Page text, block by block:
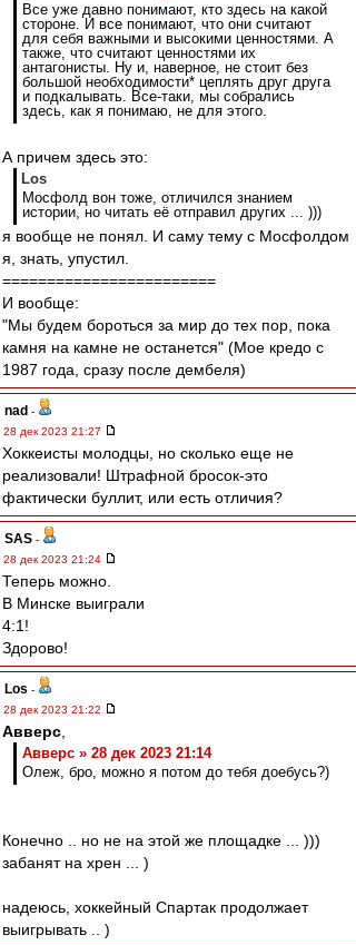
Все уже давно понимают, кто здесь на какой
стороне. И все понимают, что они считают
для себя важными и высокими ценностями. А
также, что считают ценностями их
антагонисты. Ну и, наверное, не стоит без
большой необходимости* цеплять друг друга
и подкалывать. Все-таки, мы собрались
здесь, как я понимаю, не для этого.
А причем здесь это:
Los
Мосфолд вон тоже, отличился знанием
истории, но читать её отправил других ... )))
я вообще не понял. И саму тему с Мосфолдом
я, знать, упустил.
========================
И вообще:
"Мы будем бороться за мир до тех пор, пока
камня на камне не останется" (Мое кредо с
1987 года, сразу после дембеля)
nad -
28 дек 2023 21:27
Хоккеисты молодцы, но сколько еще не
реализовали! Штрафной бросок-это
фактически буллит, или есть отличия?
SAS -
28 дек 2023 21:24
Теперь можно.
В Минске выиграли
4:1!
Здорово!
Los -
28 дек 2023 21:22
Авверс
Авверс » 28 дек 2023 21:14
Олеж, бро, можно я потом до тебя доебусь?)
Конечно .. но не на этой же площадке ... )))
забанят на хрен ... )
надеюсь, хоккейный Спартак продолжает
выигрывать .. )